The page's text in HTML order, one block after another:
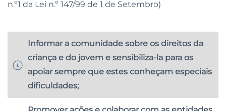
n.º1 da Lei n.º 147/99 de 1 de Setembro)
Informar a comunidade sobre os direitos da
criança e do jovem e sensibiliza-la para os
apoiar sempre que estes conheçam especiais
dificuldades;